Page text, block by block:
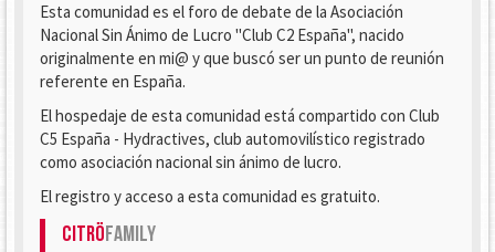
Esta comunidad es el foro de debate de la Asociación
Nacional Sin Ánimo de Lucro "Club C2 España", nacido
originalmente en mi@ y que buscó ser un punto de reunión
referente en España.
El hospedaje de esta comunidad está compartido con Club
C5 España - Hydractives, club automovilístico registrado
como asociación nacional sin ánimo de lucro.
El registro y acceso a esta comunidad es gratuito.
CitröFamily